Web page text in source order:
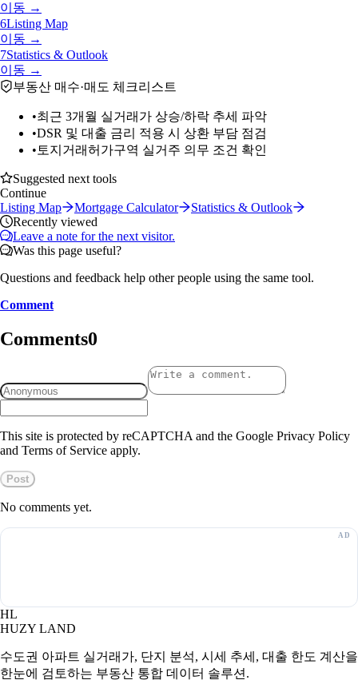
이동 →
6Listing Map
이동 →
7Statistics & Outlook
이동 →
부동산 매수·매도 체크리스트
•최근 3개월 실거래가 상승/하락 추세 파악
•DSR 및 대출 금리 적용 시 상환 부담 점검
• 토지거래허가구역 실거주 의무 조건 확인
Suggested next tools
Continue
Listing Map
Mortgage Calculator
Statistics & Outlook
Recently viewed
Leave a note for the next visitor.
Was this page useful?
Questions and feedback help other people using the same tool.
Comment
Comments0
This site is protected by reCAPTCHA and the Google Privacy Policy
and Terms of Service apply.
Post
No comments yet.
HL
HUZY LAND
수도권 아파트 실거래가, 단지 분석, 시세 추세, 대출 한도 계산을
한눈에 검토하는 부동산 통합 데이터 솔루션.